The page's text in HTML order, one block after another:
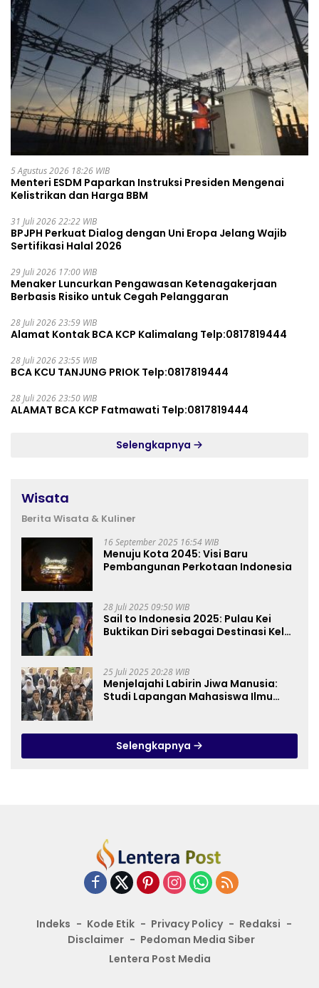
5 Agustus 2026 18:26 WIB
Menteri ESDM Paparkan Instruksi Presiden Mengenai
Kelistrikan dan Harga BBM
31 Juli 2026 22:22 WIB
BPJPH Perkuat Dialog dengan Uni Eropa Jelang Wajib
Sertifikasi Halal 2026
29 Juli 2026 17:00 WIB
Menaker Luncurkan Pengawasan Ketenagakerjaan
Berbasis Risiko untuk Cegah Pelanggaran
28 Juli 2026 23:59 WIB
Alamat Kontak BCA KCP Kalimalang Telp:0817819444
28 Juli 2026 23:55 WIB
BCA KCU TANJUNG PRIOK Telp:0817819444
28 Juli 2026 23:50 WIB
ALAMAT BCA KCP Fatmawati Telp:0817819444
Selengkapnya
Wisata
Berita Wisata & Kuliner
16 September 2025 16:54 WIB
Menuju Kota 2045: Visi Baru
Pembangunan Perkotaan Indonesia
28 Juli 2025 09:50 WIB
Sail to Indonesia 2025: Pulau Kei
Buktikan Diri sebagai Destinasi Kelas
25 Juli 2025 20:28 WIB
Menjelajahi Labirin Jiwa Manusia:
Studi Lapangan Mahasiswa Ilmu
Selengkapnya
Indeks Kode Etik Privacy Policy
Redaksi
Disclaimer
Pedoman Media Siber
Lentera Post Media